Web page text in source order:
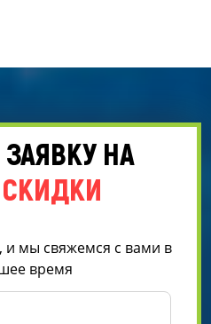
НА
СКИДКИ
и мы свяжемся с вами в
время